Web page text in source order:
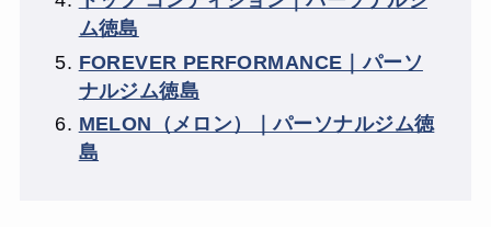
ム徳島
FOREVER PERFORMANCE｜パーソ
ナルジム徳島
MELON（メロン）｜パーソナルジム徳
島